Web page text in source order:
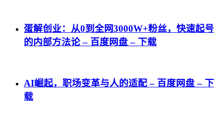
蛋解创业：从0到全网3000W+粉丝，快速起号
的内部方法论 – 百度网盘 – 下载
AI崛起，职场变革与人的适配 – 百度网盘 – 下
载